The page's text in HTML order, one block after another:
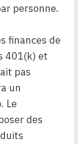
personne.
finances de
401(k) et
pas
un
Le
des